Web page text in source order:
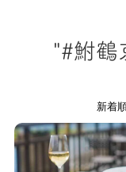
"#鮒鶴
新着